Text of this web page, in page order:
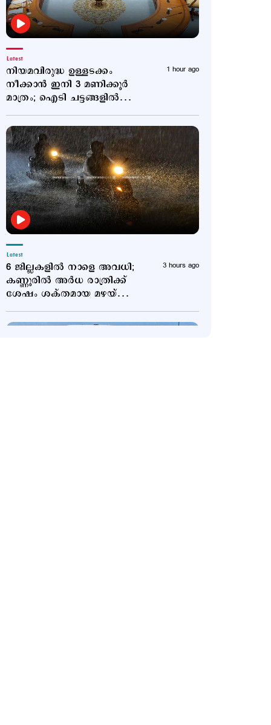
Latest
നിയമവിരുദ്ധ ഉള്ളടക്കം
നീക്കാൻ ഇനി 3 മണിക്കൂർ
മാത്രം; ഐടി ചട്ടങ്ങളിൽ
1 hour ago
Latest
6 ജില്ലകളിൽ നാളെ അവധി;
കണ്ണൂരിൽ അര്‍ധ രാത്രിക്ക്
ശേഷം ശക്തമായ മഴയ്ക്ക്
3 hours ago